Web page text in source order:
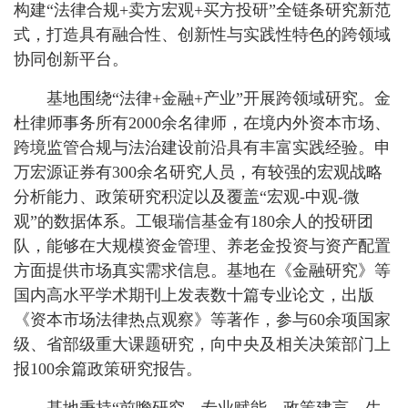
构建“法律合规+卖方宏观+买方投研”全链条研究新范
式，打造具有融合性、创新性与实践性特色的跨领域
协同创新平台。
基地围绕“法律+金融+产业”开展跨领域研究。金
杜律师事务所有2000余名律师，在境内外资本市场、
跨境监管合规与法治建设前沿具有丰富实践经验。申
万宏源证券有300余名研究人员，有较强的宏观战略
分析能力、政策研究积淀以及覆盖“宏观-中观-微
观”的数据体系。工银瑞信基金有180余人的投研团
队，能够在大规模资金管理、养老金投资与资产配置
方面提供市场真实需求信息。基地在《金融研究》等
国内高水平学术期刊上发表数十篇专业论文，出版
《资本市场法律热点观察》等著作，参与60余项国家
级、省部级重大课题研究，向中央及相关决策部门上
报100余篇政策研究报告。